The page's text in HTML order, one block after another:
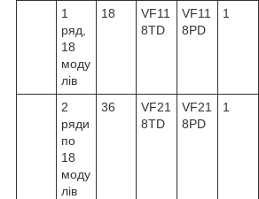
1
ряд,
18
моду
лів
18
VF11
8TD
VF11
8PD
1
2
ряди
по
18
моду
лів
36
VF21
8TD
VF21
8PD
1